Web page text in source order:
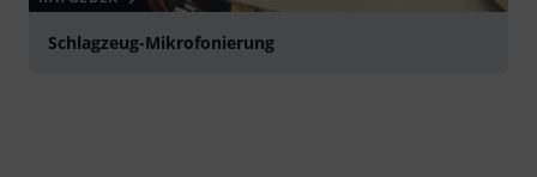
Schlagzeug-Mikrofonierung